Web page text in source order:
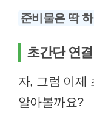
준비물은 딱
초간단 연
자, 그럼 이제
알아볼까요?